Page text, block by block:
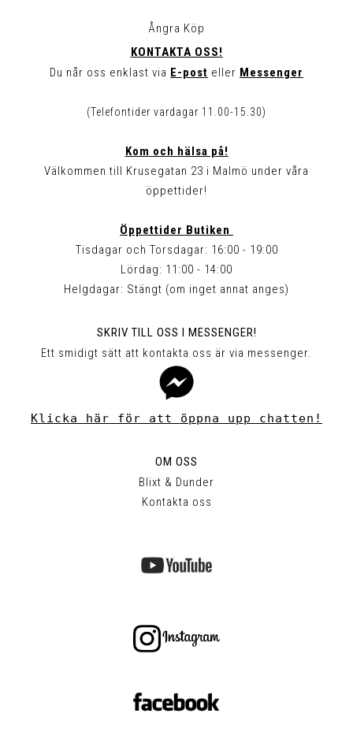
Ångra Köp
KONTAKTA OSS!
Du når oss enklast via E-post eller Messenger
(Telefontider vardagar 11.00-15.30)
Kom och hälsa på!
Välkommen till Krusegatan 23 i Malmö under våra
öppettider!
Öppettider Butiken
Tisdagar och Torsdagar: 16:00 - 19:00
Lördag: 11:00 - 14:00
Helgdagar: Stängt (om inget annat anges)
SKRIV TILL OSS I MESSENGER!
Ett smidigt sätt att kontakta oss är via messenger.
Klicka här för att öppna upp chatten!
OM OSS
Blixt & Dunder
Kontakta oss